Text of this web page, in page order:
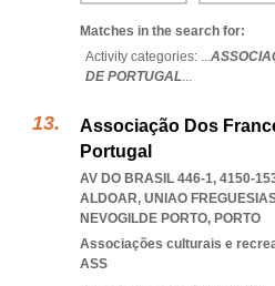
Matches in the search for:
Activity categories: ...
DE PORTUGAL...
Associação Dos
Portugal
AV DO BRASIL 446-1, 4150-
ALDOAR, UNIAO
NEVOGILDE PORTO, PORTO
Associações culturais e
ASS